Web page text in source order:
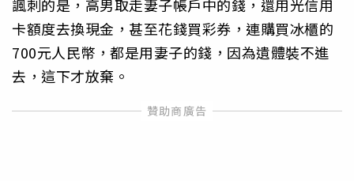
諷刺的是，高男取走妻子帳戶中的錢，還用光信用
卡額度去換現金，甚至花錢買彩券，連購買冰櫃的
700元人民幣，都是用妻子的錢，因為遺體裝不進
去，這下才放棄。